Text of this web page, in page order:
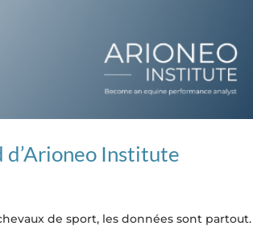
d’Arioneo Institute
de sport, les données sont partout.